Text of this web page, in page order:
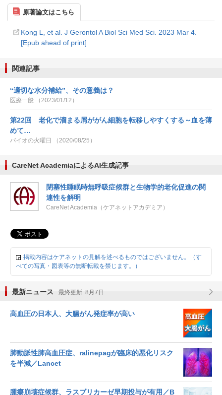
原著論文はこちら
Kong L, et al. J Gerontol A Biol Sci Med Sci. 2023 Mar 4.
[Epub ahead of print]
関連記事
“適切な水分補給”、その意義は？
医療一般 （2023/01/12）
第22回 老化で溜まる屑ががん細胞を転移しやすくする～血を薄
めて…
バイオの火曜日 （2020/08/25）
CareNet AcademiaによるAI生成記事
閉塞性睡眠時無呼吸症候群と生物学的老化促進の関
連性を解明
CareNet Academia（ケアネットアカデミア）
掲載内容はケアネットの見解を述べるものではございません。（す
べての写真・図表等の無断転載を禁じます。）
最新ニュース 最終更新 8月7日
高血圧の日本人、大腸がん発症率が高い
肺動脈性肺高血圧症、ralinepagが臨床的悪化リスク
を半減／Lancet
腫瘍崩壊症候群、ラスブリカーゼ早期投与が有用／B